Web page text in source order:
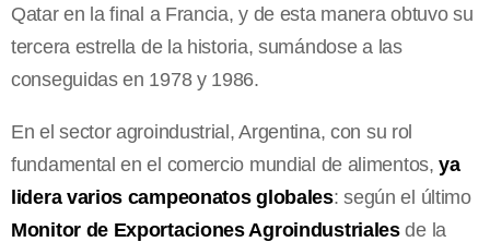
Qatar en la final a Francia, y de esta manera obtuvo su
tercera estrella de la historia, sumándose a las
conseguidas en 1978 y 1986.
En el sector agroindustrial, Argentina, con su rol
fundamental en el comercio mundial de alimentos, ya
lidera varios campeonatos globales: según el último
Monitor de Exportaciones Agroindustrialesde la